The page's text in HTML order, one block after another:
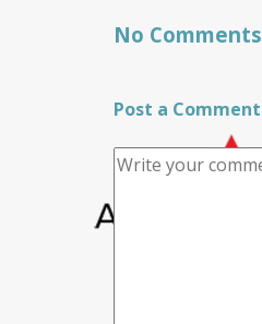
No Comments
Post a Comment